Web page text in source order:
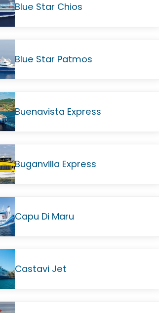
Blue Star Chios
Blue Star Patmos
Buenavista Express
Buganvilla Express
Capu Di Maru
Castavi Jet